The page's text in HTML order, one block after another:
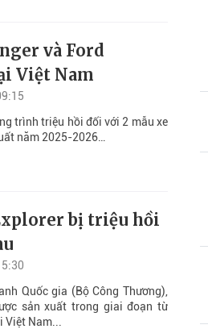
và Ford
Việt Nam
trình triệu hồi đối với 2 mẫu xe
năm 2025-2026…
bị triệu hồi
Quốc gia (Bộ Công Thương),
sản xuất trong giai đoạn từ
Nam...